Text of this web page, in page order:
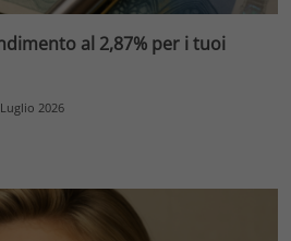
al 2,87% per i tuoi
2026